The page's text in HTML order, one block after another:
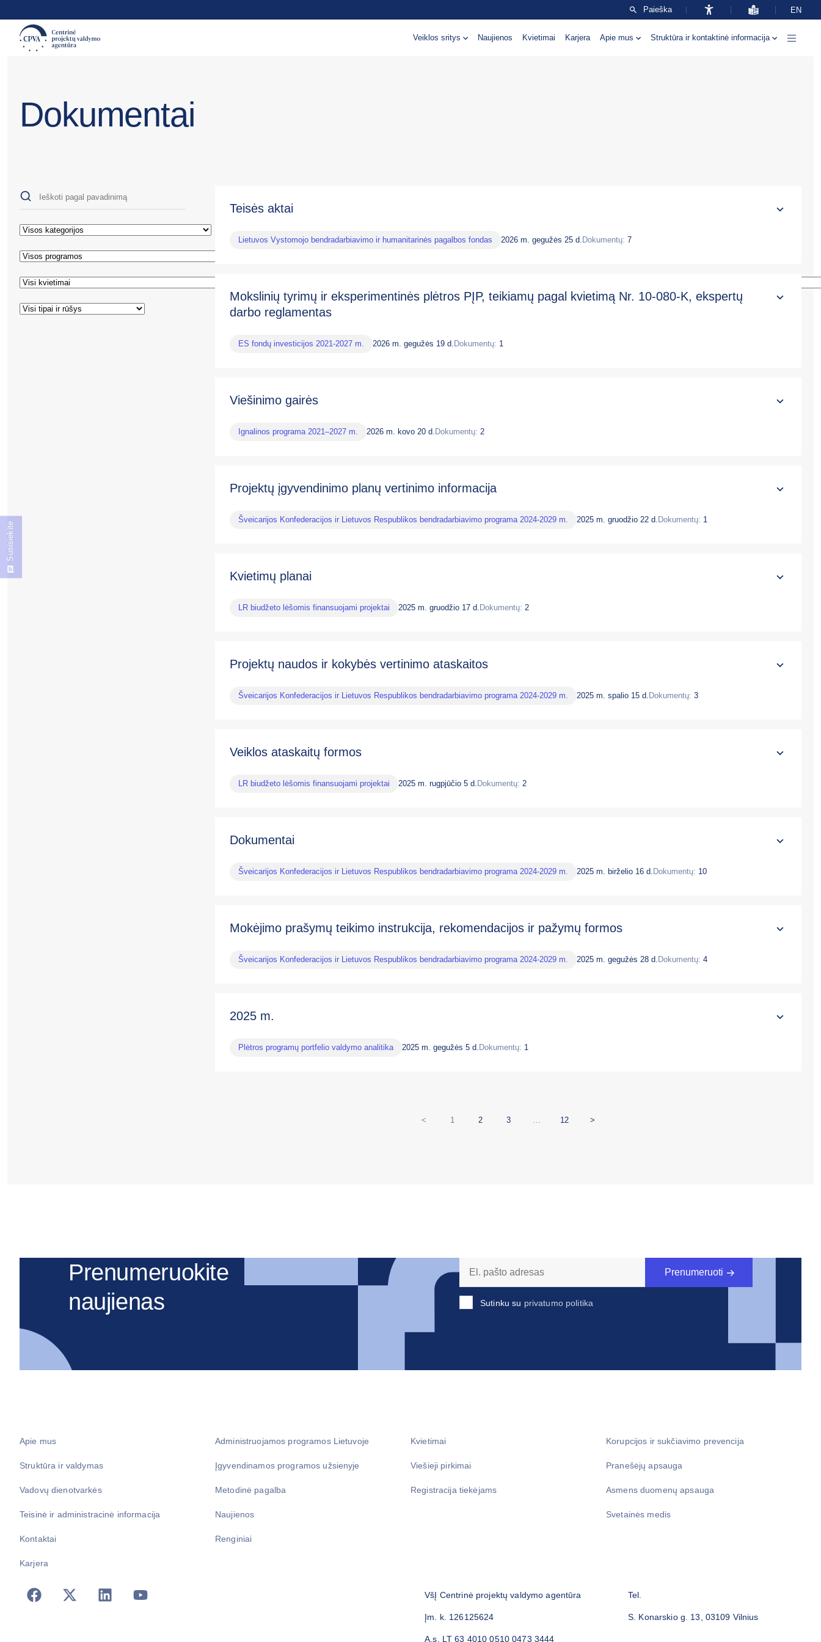
Paieška EN
Veiklos sritys Naujienos Kvietimai Karjera Apie mus Struktūra ir kontaktinė informacija
Dokumentai
Teisės aktai
Lietuvos Vystomojo bendradarbiavimo ir humanitarinės pagalbos fondas 2026 m. gegužės 25 d. Dokumentų: 7
Mokslinių tyrimų ir eksperimentinės plėtros PĮP, teikiamų pagal kvietimą Nr. 10-080-K, ekspertų
darbo reglamentas
ES fondų investicijos 2021-2027 m. 2026 m. gegužės 19 d. Dokumentų: 1
Viešinimo gairės
Ignalinos programa 2021–2027 m. 2026 m. kovo 20 d. Dokumentų: 2
Projektų įgyvendinimo planų vertinimo informacija
Šveicarijos Konfederacijos ir Lietuvos Respublikos bendradarbiavimo programa 2024-2029 m. 2025 m. gruodžio 22 d. Dokumentų: 1
Kvietimų planai
LR biudžeto lėšomis finansuojami projektai 2025 m. gruodžio 17 d. Dokumentų: 2
Projektų naudos ir kokybės vertinimo ataskaitos
Šveicarijos Konfederacijos ir Lietuvos Respublikos bendradarbiavimo programa 2024-2029 m. 2025 m. spalio 15 d. Dokumentų: 3
Veiklos ataskaitų formos
LR biudžeto lėšomis finansuojami projektai 2025 m. rugpjūčio 5 d. Dokumentų: 2
Dokumentai
Šveicarijos Konfederacijos ir Lietuvos Respublikos bendradarbiavimo programa 2024-2029 m. 2025 m. birželio 16 d. Dokumentų: 10
Mokėjimo prašymų teikimo instrukcija, rekomendacijos ir pažymų formos
Šveicarijos Konfederacijos ir Lietuvos Respublikos bendradarbiavimo programa 2024-2029 m. 2025 m. gegužės 28 d. Dokumentų: 4
2025 m.
Plėtros programų portfelio valdymo analitika 2025 m. gegužės 5 d. Dokumentų: 1
< 1 2 3 … 12 >
Prenumeruokite
naujienas
Sutinku su privatumo politika
Prenumeruoti
Apie mus
Struktūra ir valdymas
Vadovų dienotvarkės
Teisinė ir administracinė informacija
Kontaktai
Karjera
Administruojamos programos Lietuvoje
Įgyvendinamos programos užsienyje
Metodinė pagalba
Naujienos
Renginiai
Kvietimai
Viešieji pirkimai
Registracija tiekėjams
Korupcijos ir sukčiavimo prevencija
Pranešėjų apsauga
Asmens duomenų apsauga
Svetainės medis
VšĮ Centrinė projektų valdymo agentūra
Įm. k. 126125624
A.s. LT 63 4010 0510 0473 3444
Tel.
S. Konarskio g. 13, 03109 Vilnius
Susisiekite